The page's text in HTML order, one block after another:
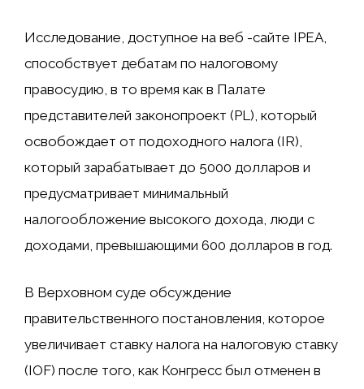
Исследование, доступное на веб -сайте IPEA,
способствует дебатам по налоговому
правосудию, в то время как в Палате
представителей законопроект (PL), который
освобождает от подоходного налога (IR),
который зарабатывает до 5000 долларов и
предусматривает минимальный
налогообложение высокого дохода, люди с
доходами, превышающими 600 долларов в год.
В Верховном суде обсуждение
правительственного постановления, которое
увеличивает ставку налога на налоговую ставку
(IOF) после того, как Конгресс был отменен в